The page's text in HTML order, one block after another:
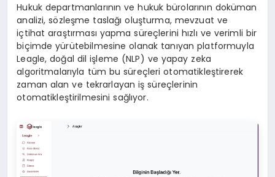
Hukuk departmanlarının ve hukuk bürolarının doküman
analizi, sözleşme taslağı oluşturma, mevzuat ve
içtihat araştırması yapma süreçlerini hızlı ve verimli bir
biçimde yürütebilmesine olanak tanıyan platformuyla
Leagle, doğal dil işleme (NLP) ve yapay zeka
algoritmalarıyla tüm bu süreçleri otomatikleştirerek
zaman alan ve tekrarlayan iş süreçlerinin
otomatikleştirilmesini sağlıyor.